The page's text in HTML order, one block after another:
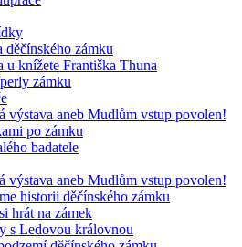
děčínského zámku
u knížete Františka Thuna
zámku
výstava aneb Mudlům vstup povolen!
po zámku
badatele
výstava aneb Mudlům vstup povolen!
historii děčínského zámku
hrát na zámek
s Ledovou královnou